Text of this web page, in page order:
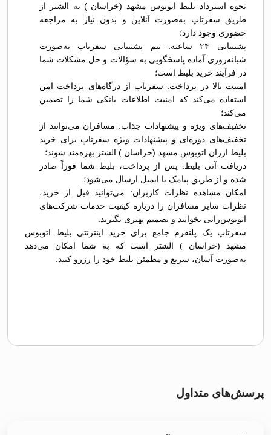
نحوه استرداد بلیط اتوبوس مشهد (خراسان ) به الشتر از
طریق سفرتاپ به‌صورت آنلاین و بدون نیاز به مراجعه
حضوری وجود دارد؛
پشتیبانی ۲۴ ساعته: تیم پشتیبانی سفرتاپ به‌صورت
شبانه‌روزی آماده پاسخگویی به سؤالات و حل مشکلات شما
در فرآیند خرید بلیط است؛
امنیت بالا در پرداخت: سفرتاپ از درگاه‌های پرداخت امن
استفاده می‌کند که امنیت اطلاعات بانکی شما را تضمین
می‌کند؛
تخفیف‌های ویژه و پیشنهادات جذاب: مسافران می‌توانند از
تخفیف‌های دوره‌ای و پیشنهادات ویژه سفرتاپ برای خرید
بلیط ارزان اتوبوس مشهد (خراسان ) الشتر بهره‌مند شوند؛
دریافت آنی بلیط: پس از پرداخت، بلیط شما فوراً صادر
شده و از طریق پیامک یا ایمیل ارسال می‌شود؛
امکان مشاهده نظرات کاربران: می‌توانید قبل از خرید،
نظرات سایر مسافران را درباره کیفیت خدمات شرکت‌های
اتوبوس‌رانی بخوانید و تصمیم بهتری بگیرید.
سفرتاپ یک پلتفرم جامع برای خرید اینترنتی بلیط اتوبوس
مشهد (خراسان ) الشتر است که به شما امکان می‌دهد
به‌صورت آسان، سریع و مطمئن بلیط خود را رزرو کنید.
پرسش‌های متداول